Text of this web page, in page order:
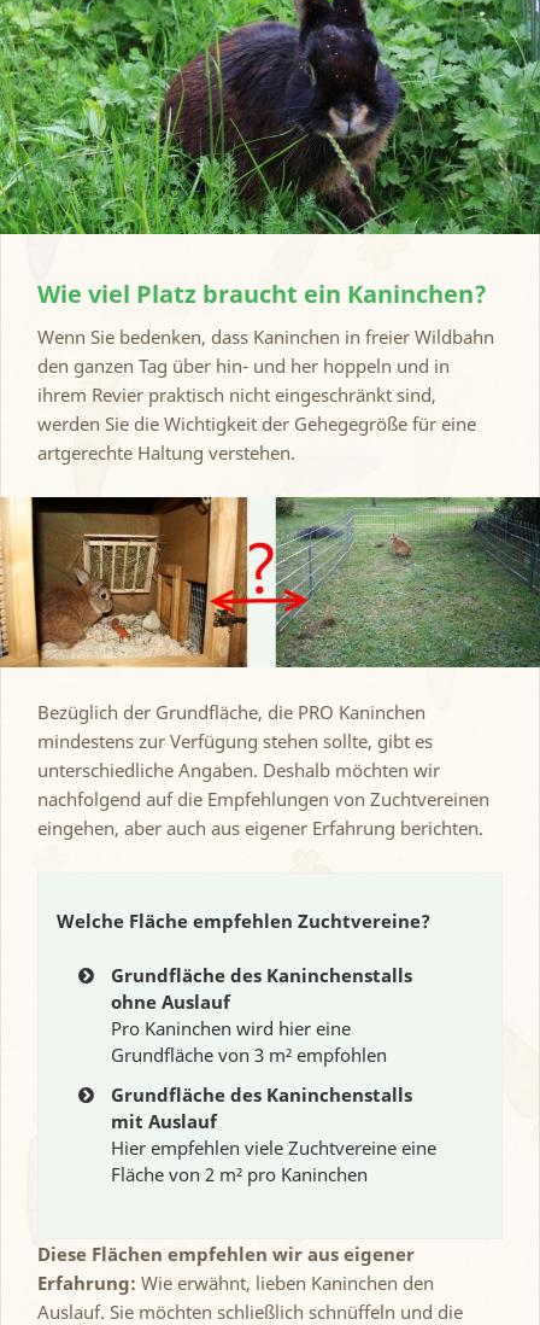
Wie viel Platz braucht ein Kaninchen?
Wenn Sie bedenken, dass Kaninchen in freier Wildbahn
den ganzen Tag über hin- und her hoppeln und in
ihrem Revier praktisch nicht eingeschränkt sind,
werden Sie die Wichtigkeit der Gehegegröße für eine
artgerechte Haltung verstehen.
Bezüglich der Grundfläche, die PRO Kaninchen
mindestens zur Verfügung stehen sollte, gibt es
unterschiedliche Angaben. Deshalb möchten wir
nachfolgend auf die Empfehlungen von Zuchtvereinen
eingehen, aber auch aus eigener Erfahrung berichten.
Welche Fläche empfehlen Zuchtvereine?
Grundfläche des Kaninchenstalls
ohne Auslauf
Pro Kaninchen wird hier eine
Grundfläche von 3 m² empfohlen
Grundfläche des Kaninchenstalls
mit Auslauf
Hier empfehlen viele Zuchtvereine eine
Fläche von 2 m² pro Kaninchen
Diese Flächen empfehlen wir aus eigener
Erfahrung: Wie erwähnt, lieben Kaninchen den
Auslauf. Sie möchten schließlich schnüffeln und die